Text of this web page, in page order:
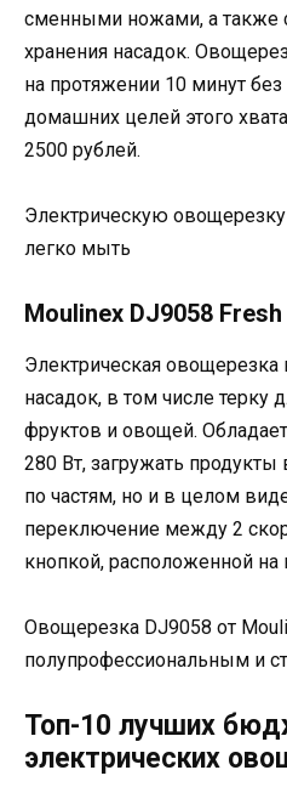
сменными ножами, а также
хранения насадок.
на протяжении 10 минут
домашних целей этого
2500 рублей.
Электрическую
легко мыть
Moulinex DJ9058
Электрическая овощерезка
насадок, в том числе терку
фруктов и овощей.
280 Вт, загружать
по частям, но и в целом
переключение между 2
кнопкой, расположенной
Овощерезка DJ9058 от
полупрофессиональным и
Топ-10 лучших
электрических